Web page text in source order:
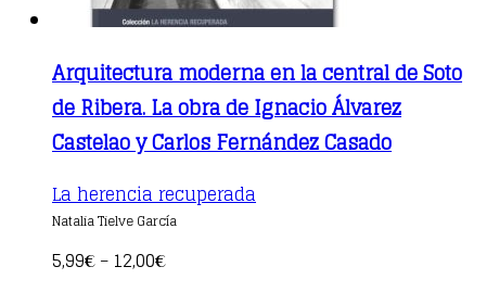
Arquitectura moderna en la central de Soto
de Ribera. La obra de Ignacio Álvarez
Castelao y Carlos Fernández Casado
La herencia recuperadaproduct
Natalia Tielve García
5,99€ – 12,00€